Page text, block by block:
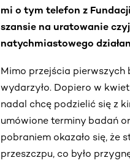
mi o tym telefon z
szansie na uratowanie
natychmiastowego
Mimo przejścia pierwszych
wydarzyło. Dopiero w
nadal chcę podzielić się z
umówione terminy badań
pobraniem okazało się, że
przeszczpu, co było